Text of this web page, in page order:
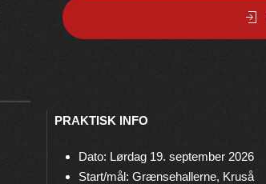
PRAKTISK INFO
Dato: Lørdag 19. september 2026
Start/mål: Grænsehallerne, Kruså